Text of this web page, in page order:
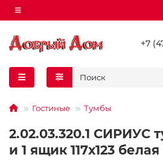
+7
Гостиные Тумбы
2.02.03.320.1 СИРИУС
и 1 ящик 117х123 белая